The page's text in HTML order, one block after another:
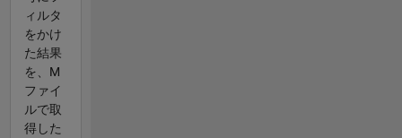
ィルタ
をかけ
た結果
を、M
ファイ
ルで取
得した